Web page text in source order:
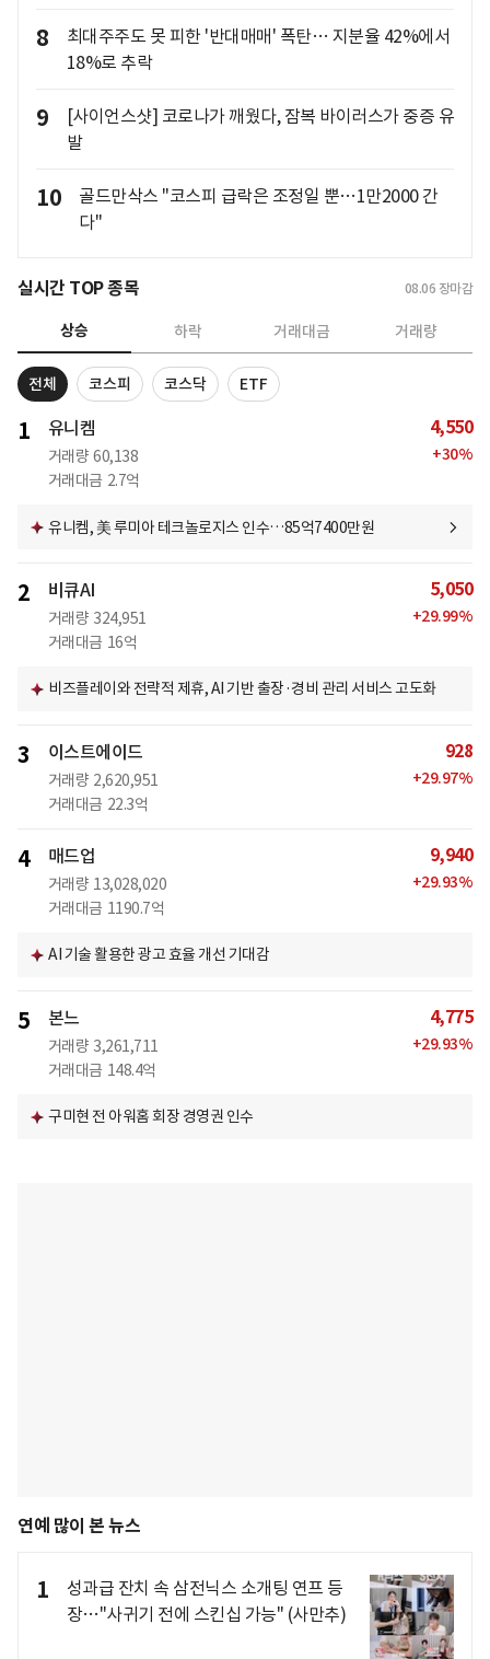
8
최대주주도 못 피한 '반대매매' 폭탄… 지분율 42%에서
18%로 추락
9
[사이언스샷] 코로나가 깨웠다, 잠복 바이러스가 중증 유
발
10
골드만삭스 "코스피 급락은 조정일 뿐…1만2000 간
다"
실시간 TOP 종목 08.06 장마감
상승 하락 거래대금 거래량
전체 코스피 코스닥 ETF
1 유니켐
거래량 60,138
거래대금 2.7억
4,550
+30%
유니켐, 美 루미아 테크놀로지스 인수…85억7400만원
2 비큐AI
거래량 324,951
거래대금 16억
5,050
+29.99%
비즈플레이와 전략적 제휴, AI 기반 출장·경비 관리 서비스 고도화
3 이스트에이드
거래량 2,620,951
거래대금 22.3억
928
+29.97%
4 매드업
거래량 13,028,020
거래대금 1190.7억
9,940
+29.93%
AI 기술 활용한 광고 효율 개선 기대감
5 본느
거래량 3,261,711
거래대금 148.4억
4,775
+29.93%
구미현 전 아워홈 회장 경영권 인수
연예 많이 본 뉴스
1
성과급 잔치 속 삼전닉스 소개팅 연프 등
장…"사귀기 전에 스킨십 가능" (사만추)